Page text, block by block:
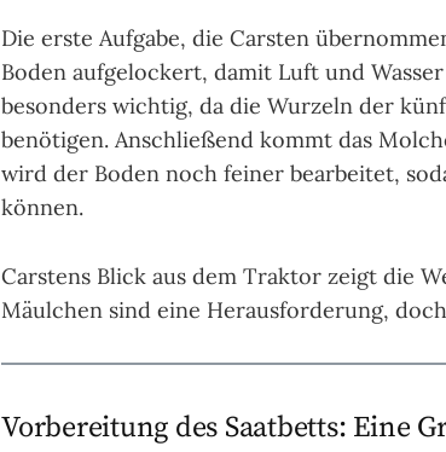
Die erste Aufgabe, die Carsten
Boden aufgelockert, damit Luft und
besonders wichtig, da die Wurzeln der
benötigen. Anschließend kommt das
wird der Boden noch feiner bearbeitet,
können.
Carstens Blick aus dem Traktor zeigt die
Mäulchen sind eine Herausforderung,
Vorbereitung des Saatbetts: Eine